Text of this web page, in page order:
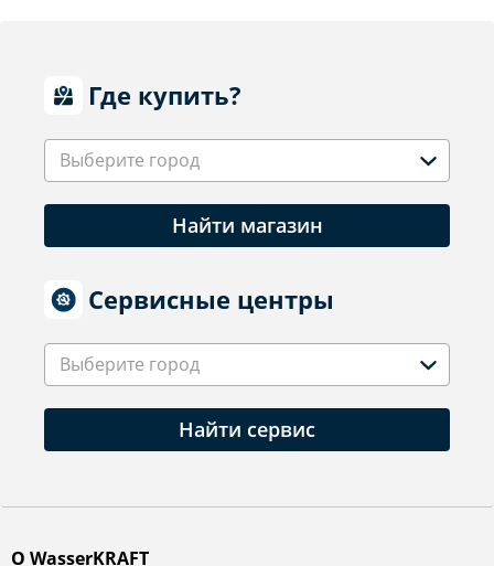
Где купить?
Выберите город
Найти магазин
Сервисные центры
Выберите город
Найти сервис
О WasserKRAFT